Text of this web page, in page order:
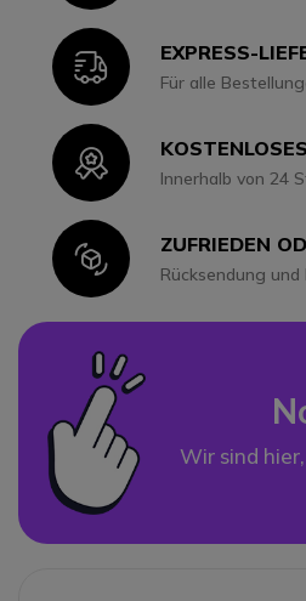
IconEXPRESS-
Für alle
IconInnerhalb von 24
IconZUFRIEDEN
Rücksendung
Wir sind